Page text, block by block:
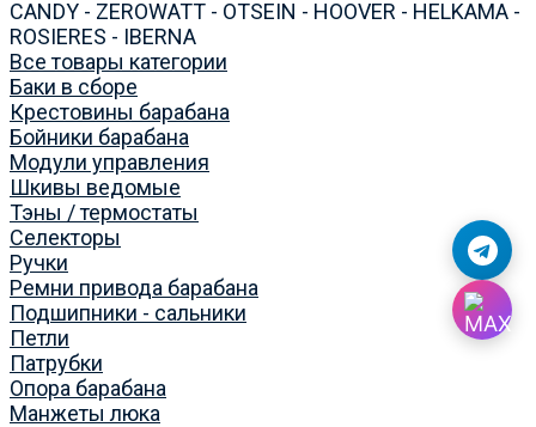
CANDY - ZEROWATT - OTSEIN - HOOVER - HELKAMA -
ROSIERES - IBERNA
Все товары категории
Баки в сборе
Крестовины барабана
Бойники барабана
Модули управления
Шкивы ведомые
Тэны / термостаты
Селекторы
Ручки
Ремни привода барабана
Подшипники - сальники
Петли
Патрубки
Опора барабана
Манжеты люка